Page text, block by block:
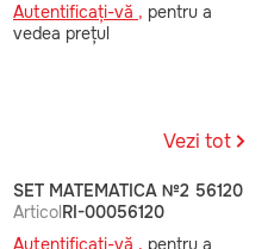
Autentificați-vă , pentru a
vedea prețul
Vezi tot
SET MATEMATICA №2 56120
ArticolRI-00056120
Autentificați-vă , pentru a